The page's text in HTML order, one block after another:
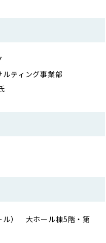
ティング事業部
ル） 大ホール棟5階・第